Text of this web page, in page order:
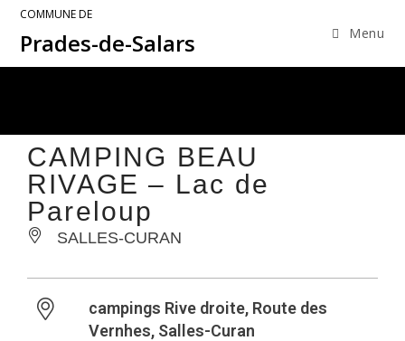
COMMUNE DE
Prades-de-Salars Menu
CAMPING BEAU
RIVAGE – Lac de
Pareloup
SALLES-CURAN
campings Rive droite, Route des
Vernhes, Salles-Curan